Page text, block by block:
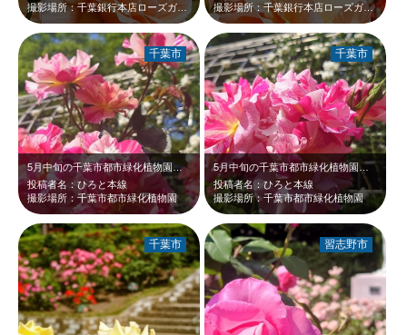
撮影場所：千葉銀行本店ローズガーデン
撮影場所：千葉銀行本店ローズガーデン
5月中旬の千葉市都市緑化植物園です。市民バラ園の鮮やかなピンクのバラが、青空と…
投稿者名：ひろと本線
撮影場所：千葉市都市緑化植物園
千葉市
5月中旬の千葉市都市緑化植物園です。市民バラ園の鮮やかなピンクのバラが、バック…
投稿者名：ひろと本線
撮影場所：千葉市都市緑化植物園
千葉市
千葉市 習志野市